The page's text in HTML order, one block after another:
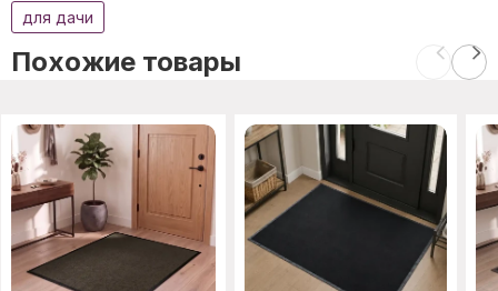
для дачи
Похожие товары